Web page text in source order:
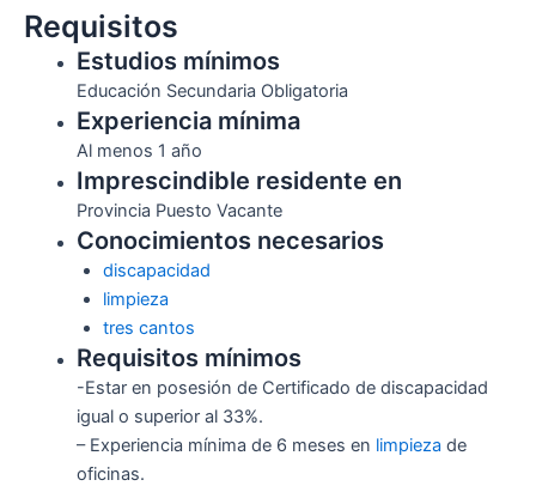
Requisitos
Estudios mínimos
Educación Secundaria Obligatoria
Experiencia mínima
Al menos 1 año
Imprescindible residente en
Provincia Puesto Vacante
Conocimientos necesarios
discapacidad
limpieza
tres cantos
Requisitos mínimos
-Estar en posesión de Certificado de discapacidad
igual o superior al 33%.
– Experiencia mínima de 6 meses en limpieza de
oficinas.